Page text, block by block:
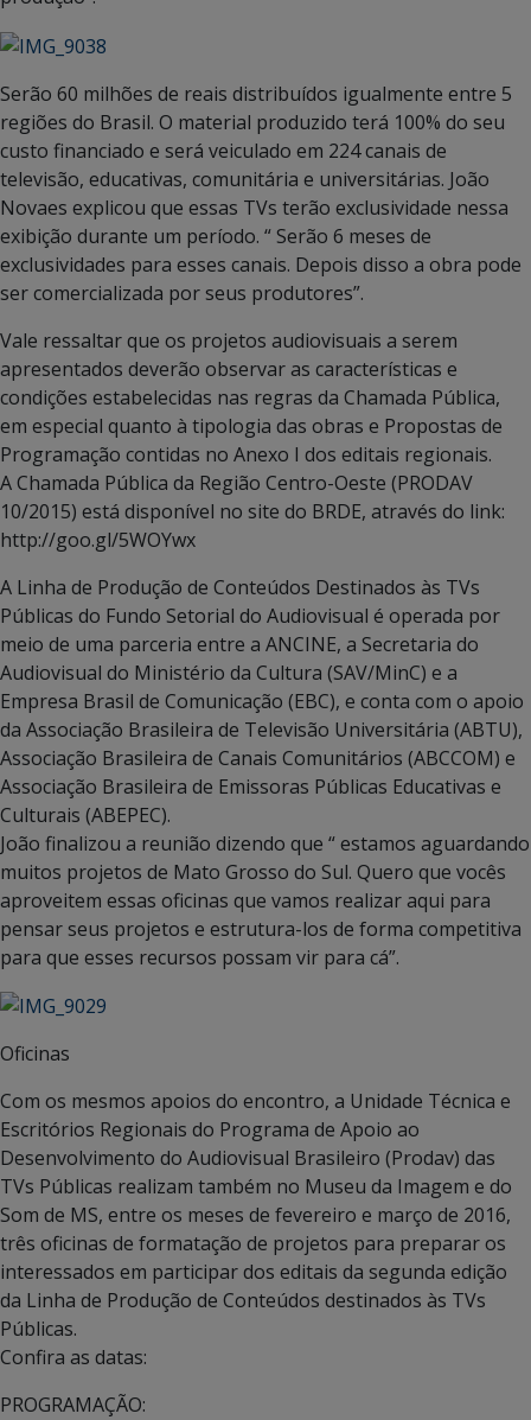
Serão 60 milhões de reais distribuídos igualmente entre 5
regiões do Brasil. O material produzido terá 100% do seu
custo financiado e será veiculado em 224 canais de
televisão, educativas, comunitária e universitárias. João
Novaes explicou que essas TVs terão exclusividade nessa
exibição durante um período. “ Serão 6 meses de
exclusividades para esses canais. Depois disso a obra pode
ser comercializada por seus produtores”.
Vale ressaltar que os projetos audiovisuais a serem
apresentados deverão observar as características e
condições estabelecidas nas regras da Chamada Pública,
em especial quanto à tipologia das obras e Propostas de
Programação contidas no Anexo I dos editais regionais.
A Chamada Pública da Região Centro-Oeste (PRODAV
10/2015) está disponível no site do BRDE, através do link:
http://goo.gl/5WOYwx
A Linha de Produção de Conteúdos Destinados às TVs
Públicas do Fundo Setorial do Audiovisual é operada por
meio de uma parceria entre a ANCINE, a Secretaria do
Audiovisual do Ministério da Cultura (SAV/MinC) e a
Empresa Brasil de Comunicação (EBC), e conta com o apoio
da Associação Brasileira de Televisão Universitária (ABTU),
Associação Brasileira de Canais Comunitários (ABCCOM) e
Associação Brasileira de Emissoras Públicas Educativas e
Culturais (ABEPEC).
João finalizou a reunião dizendo que “ estamos aguardando
muitos projetos de Mato Grosso do Sul. Quero que vocês
aproveitem essas oficinas que vamos realizar aqui para
pensar seus projetos e estrutura-los de forma competitiva
para que esses recursos possam vir para cá”.
Oficinas
Com os mesmos apoios do encontro, a Unidade Técnica e
Escritórios Regionais do Programa de Apoio ao
Desenvolvimento do Audiovisual Brasileiro (Prodav) das
TVs Públicas realizam também no Museu da Imagem e do
Som de MS, entre os meses de fevereiro e março de 2016,
três oficinas de formatação de projetos para preparar os
interessados em participar dos editais da segunda edição
da Linha de Produção de Conteúdos destinados às TVs
Públicas.
Confira as datas:
PROGRAMAÇÃO: